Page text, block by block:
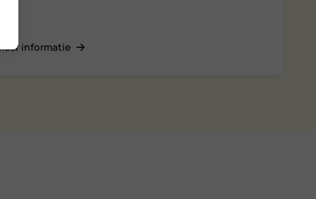
informatie